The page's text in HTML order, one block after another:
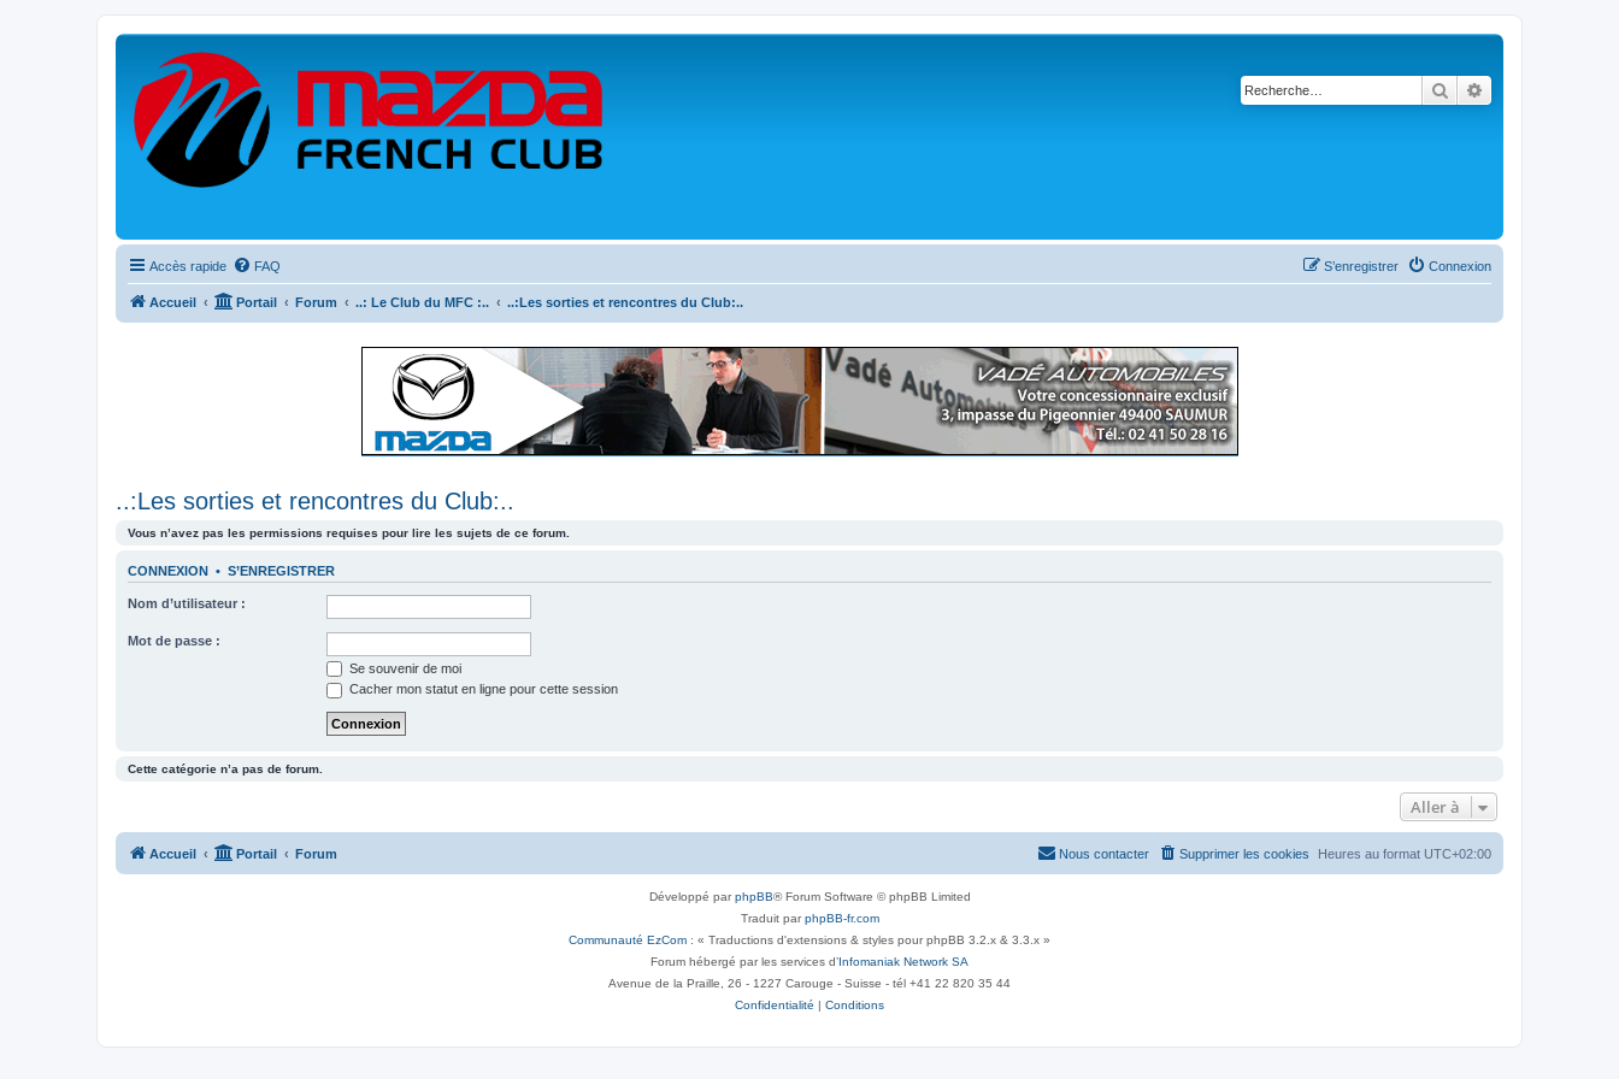
Rechercher
Accès rapide FAQ Connexion
S’enregistrer
Accueil Portail Forum ..: Le Club du MFC :.. ..:Les sorties et rencontres du Club:..
..:Les sorties et rencontres du Club:..
Vous n’avez pas les permissions requises pour lire les sujets de ce forum.
CONNEXION • S’ENREGISTRER
Nom d’utilisateur :
Mot de passe :
Se souvenir de moi
Cacher mon statut en ligne pour cette session
Cette catégorie n’a pas de forum.
Aller à
Accueil Portail Forum Heures au format UTC+02:00
Supprimer les cookies
Nous contacter
Développé parphpBB® Forum Software © phpBB Limited
Traduit parphpBB-fr.com
Communauté EzCom : « Traductions d'extensions & styles pour phpBB 3.2.x & 3.3.x »
Forum hébergé par les services d’Infomaniak Network SA
Avenue de la Praille, 26 - 1227 Carouge - Suisse - tél +41 22 820 35 44
Confidentialité | Conditions